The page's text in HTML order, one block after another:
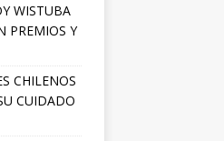
WISTUBA
PREMIOS Y
CHILENOS
CUIDADO